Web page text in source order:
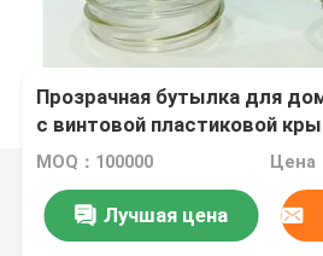
Прозрачная бутылка для
с винтовой пластиковой
MOQ：100000 Цена
Лучшая цена